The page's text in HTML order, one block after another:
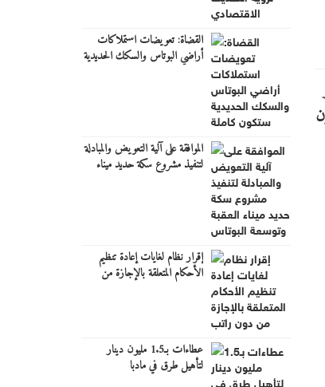
القضاة: تعويضات استملاكات
أراضي البوتاس والسكك الحديدية
الموافقة على آلية التعويض والمبادلة
لتنفيذ مشروع سكة حديد ميناء
إقرار نظام لغايات إعادة تنظيم
الأحكام المتعلقة بالإجازة من
عطاءات بـ1.5 مليون دينار
لتأهيل طرق في مادبا